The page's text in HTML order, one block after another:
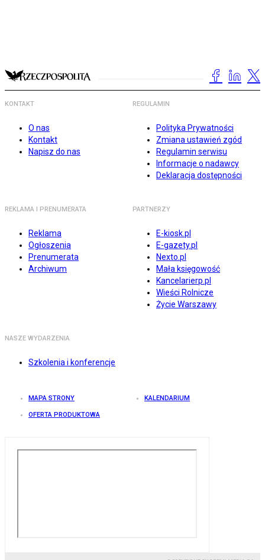
KONTAKT
O nas
Kontakt
Napisz do nas
REGULAMIN
Polityka Prywatności
Zmiana ustawień zgód
Regulamin serwisu
Informacje o nadawcy
Deklaracja dostępności
REKLAMA I PRENUMERATA
Reklama
Ogłoszenia
Prenumerata
Archiwum
PARTNERZY
E-kiosk.pl
E-gazety.pl
Nexto.pl
Mała księgowość
Kancelarierp.pl
Wieści Rolnicze
Życie Warszawy
NASZE WYDARZENIA
Szkolenia i konferencje
MAPA STRONY KALENDARIUM
OFERTA PRODUKTOWA